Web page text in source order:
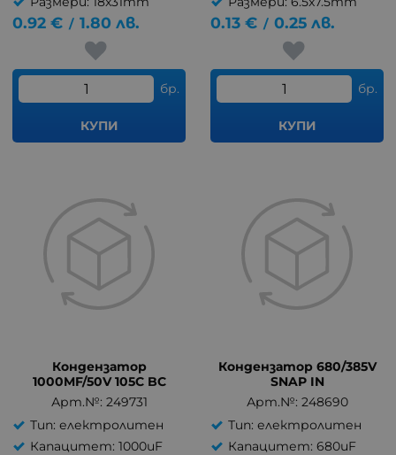
0.92 € / 1.80 лв.
бр.
КУПИ
0.13 € / 0.25 лв.
бр.
КУПИ
Кондензатор
1000MF/50V 105C BC
Арт.№: 249731
Тип: електролитен
Капацитет: 1000uF
Кондензатор 680/385V
SNAP IN
Арт.№: 248690
Тип: електролитен
Капацитет: 680uF